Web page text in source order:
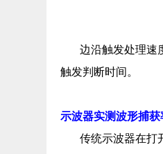
边沿触发处理速
触发判断时间。
示波器实测波形捕
传统示波器在打